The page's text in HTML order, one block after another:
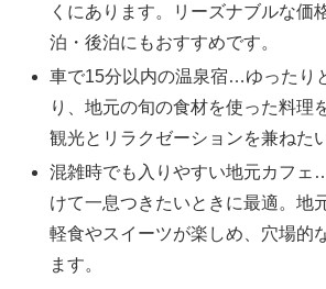
くにあります。リーズナブルな価
泊・後泊にもおすすめです。
車で15分以内の温泉宿…ゆったり
り、地元の旬の食材を使った料理
観光とリラクゼーションを兼ねた
混雑時でも入りやすい地元カフェ
けて一息つきたいときに最適。地
軽食やスイーツが楽しめ、穴場的
ます。